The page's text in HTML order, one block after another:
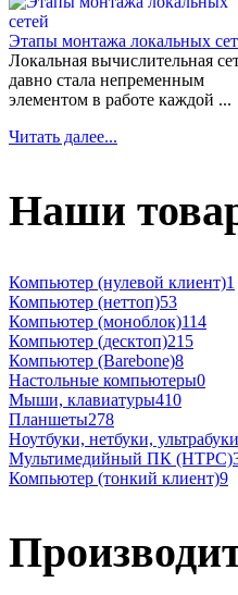
Этапы монтажа локальных
Локальная вычислительная
давно стала непременным
элементом в работе каждой ...
Читать далее...
Наши
Компьютер (нулевой клиент)1
Компьютер (неттоп)53
Компьютер (моноблок)114
Компьютер (десктоп)215
Компьютер (Barebone)8
Настольные компьютеры0
Мыши, клавиатуры410
Планшеты278
Ноутбуки, нетбуки, ультрабуки
Мультимедийный ПК (HTPC)
Компьютер (тонкий клиент)9